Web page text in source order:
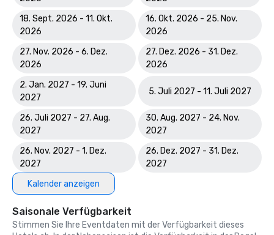
18. Sept. 2026 - 11. Okt.
2026
16. Okt. 2026 - 25. Nov.
2026
27. Nov. 2026 - 6. Dez.
2026
27. Dez. 2026 - 31. Dez.
2026
2. Jan. 2027 - 19. Juni
2027
5. Juli 2027 - 11. Juli 2027
26. Juli 2027 - 27. Aug.
2027
30. Aug. 2027 - 24. Nov.
2027
26. Nov. 2027 - 1. Dez.
2027
26. Dez. 2027 - 31. Dez.
2027
Kalender anzeigen
Saisonale Verfügbarkeit
Stimmen Sie Ihre Eventdaten mit der Verfügbarkeit dieses